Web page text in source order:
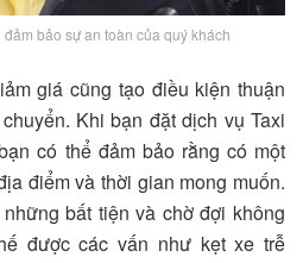
bảo sự an toàn của quý khách
giá cũng tạo điều kiện thuận
Khi bạn đặt dịch vụ Taxi
có thể đảm bảo rằng có một
điểm và thời gian mong muốn.
bất tiện và chờ đợi không
được các vấn như kẹt xe trễ